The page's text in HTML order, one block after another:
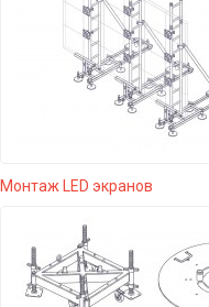
Монтаж LED экранов